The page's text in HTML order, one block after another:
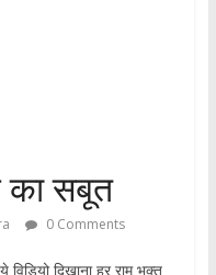
का सबूत
0 Comments
विडियो दिखाना हर राम भक्त